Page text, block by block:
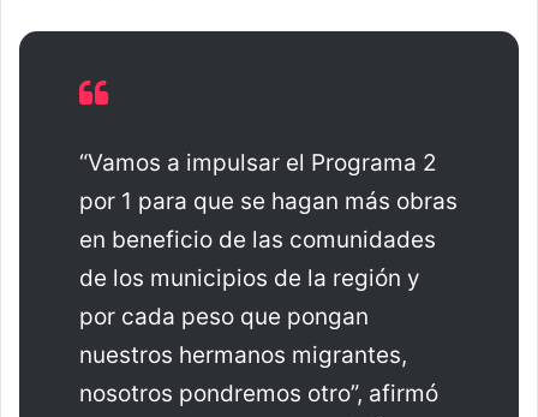
“Vamos a impulsar el Programa 2
por 1 para que se hagan más obras
en beneficio de las comunidades
de los municipios de la región y
por cada peso que pongan
nuestros hermanos migrantes,
nosotros pondremos otro”, afirmó